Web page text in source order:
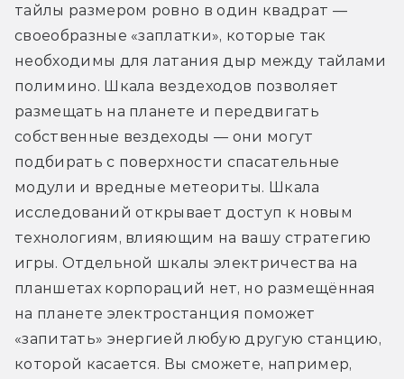
тайлы размером ровно в один квадрат —
своеобразные «заплатки», которые так
необходимы для латания дыр между тайлами
полимино. Шкала вездеходов позволяет
размещать на планете и передвигать
собственные вездеходы — они могут
подбирать с поверхности спасательные
модули и вредные метеориты. Шкала
исследований открывает доступ к новым
технологиям, влияющим на вашу стратегию
игры. Отдельной шкалы электричества на
планшетах корпораций нет, но размещённая
на планете электростанция поможет
«запитать» энергией любую другую станцию,
которой касается. Вы сможете, например,